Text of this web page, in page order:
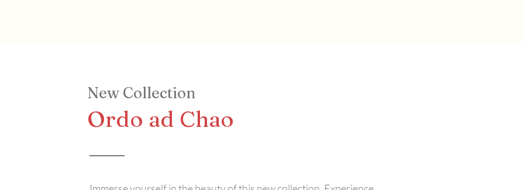
New Collection
Ordo ad Chao